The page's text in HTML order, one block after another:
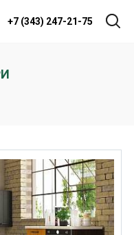
+7 (343) 247-21-75